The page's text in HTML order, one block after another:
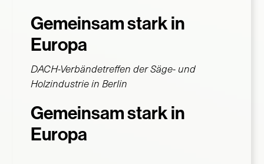
Suche
nach:
Gemeinsam stark in
Europa
DACH-Verbändetreffen der Säge- und
Holzindustrie in Berlin
Gemeinsam stark in
Europa